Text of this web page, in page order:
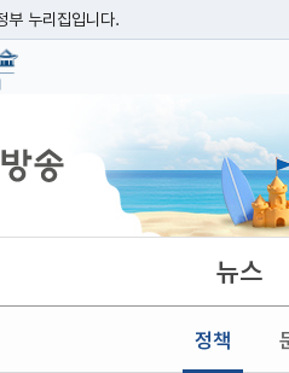
부 누리집입니다.
주소를 사용하고 있다면 아래 URL에서
뉴스
정책